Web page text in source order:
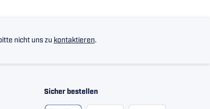
nicht uns zu kontaktieren.
Sicher bestellen